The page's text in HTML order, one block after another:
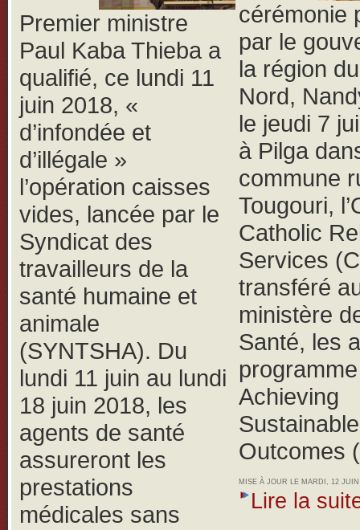
Premier ministre
Paul Kaba Thieba a
qualifié, ce lundi 11
juin 2018, «
d’infondée et
d’illégale »
l’opération caisses
vides, lancée par le
Syndicat des
travailleurs de la
santé humaine et
animale
(SYNTSHA). Du
lundi 11 juin au lundi
18 juin 2018, les
agents de santé
assureront les
prestations
médicales sans
cérémonie
par le
la région
Nord,
le jeudi 7
à Pilga
commune
Tougouri,
Catholic
Services
transféré
ministère
Santé, les
Achieving
Sustainable
Outcomes
MISE À JOUR LE MARDI, 12
Lire la